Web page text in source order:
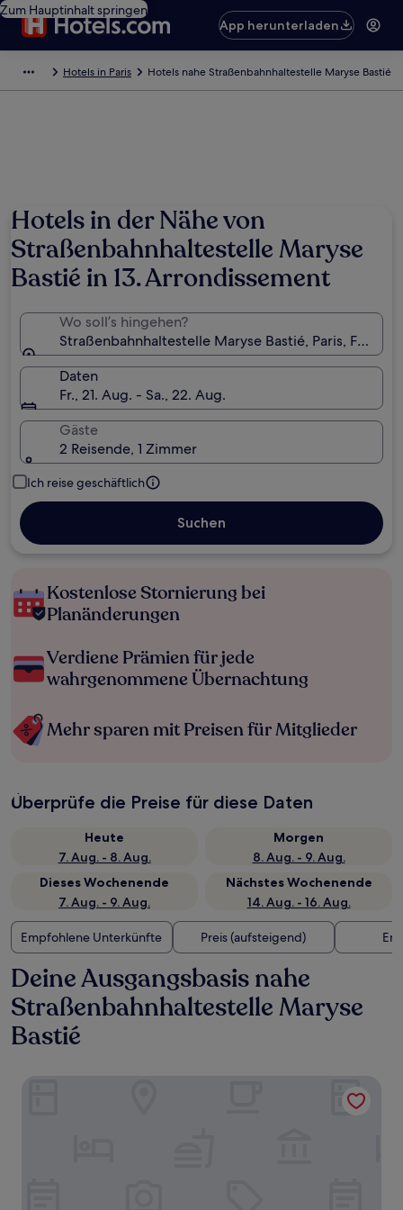
Zum Hauptinhalt springen
App herunterladen
Hotels in Paris Hotels nahe Straßenbahnhaltestelle Maryse Bastié
Hotels in der Nähe von
Straßenbahnhaltestelle Maryse
Bastié in 13. Arrondissement
Wo soll’s hingehen?
Straßenbahnhaltestelle Maryse Bastié, Paris,
Daten
Fr., 21. Aug. - Sa., 22. Aug.
Gäste
2 Reisende, 1 Zimmer
Ich reise geschäftlich
Suchen
Kostenlose Stornierung bei
Planänderungen
Verdiene Prämien für jede
wahrgenommene Übernachtung
Mehr sparen mit Preisen für Mitglieder
Überprüfe die Preise für diese Daten
Heute
7. Aug. - 8. Aug.
Morgen
8. Aug. - 9. Aug.
Dieses Wochenende
7. Aug. - 9. Aug.
Nächstes Wochenende
14. Aug. - 16. Aug.
Empfohlene Unterkünfte Preis (aufsteigend)
Deine Ausgangsbasis nahe
Straßenbahnhaltestelle Maryse
Bastié